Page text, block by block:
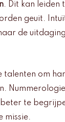
. Dit kan leiden
geuit.
de
talenten om
te
missie.